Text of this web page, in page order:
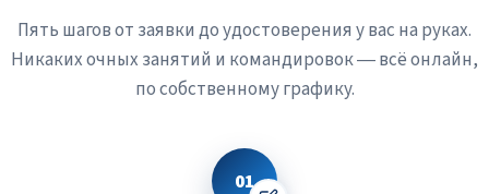
Пять шагов от заявки до удостоверения у вас на руках.
Никаких очных занятий и командировок — всё онлайн,
по собственному графику.
01